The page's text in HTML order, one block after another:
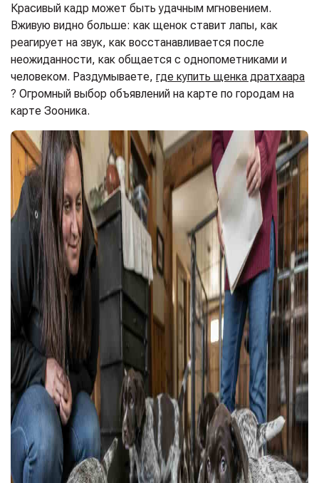
Красивый кадр может быть удачным мгновением.
Вживую видно больше: как щенок ставит лапы, как
реагирует на звук, как восстанавливается после
неожиданности, как общается с однопометниками и
человеком. Раздумываете, где купить щенка дратхаара
? Огромный выбор объявлений на карте по городам на
карте Зооника.